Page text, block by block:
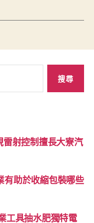
射控制擅長大寮汽
有助於收縮包裝哪些
工具抽水肥獨特電